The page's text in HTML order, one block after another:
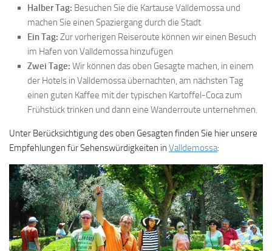
Halber Tag: Besuchen Sie die Kartause Valldemossa und
machen Sie einen Spaziergang durch die Stadt
Ein Tag: Zur vorherigen Reiseroute können wir einen Besuch
im Hafen von Valldemossa hinzufügen
Zwei Tage: Wir können das oben Gesagte machen, in einem
der Hotels in Valldemossa übernachten, am nächsten Tag
einen guten Kaffee mit der typischen Kartoffel-Coca zum
Frühstück trinken und dann eine Wanderroute unternehmen.
Unter Berücksichtigung des oben Gesagten finden Sie hier unsere
Empfehlungen für Sehenswürdigkeiten in Valldemossa: